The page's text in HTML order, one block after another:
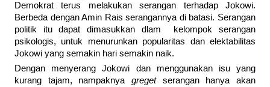
Demokrat terus melakukan serangan terhadap Jokowi.
Berbeda dengan Amin Rais serangannya di batasi. Serangan
politik itu dapat dimasukkan dlam kelompok serangan
psikologis, untuk menurunkan popularitas dan elektabilitas
Jokowi yang semakin hari semakin naik.
Dengan menyerang Jokowi dan menggunakan isu yang
kurang tajam, nampaknya gregetserangan hanya akan